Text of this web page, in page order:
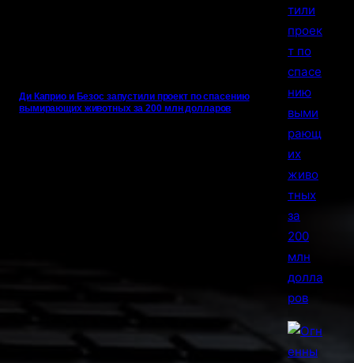
Ди Каприо и Безос запустили проект по спасению
вымирающих животных за 200 млн долларов